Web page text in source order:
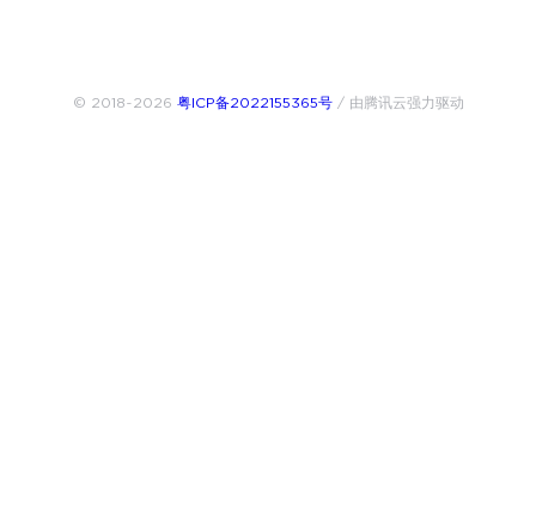
© 2018~2026 粤ICP备2022155365号/ 由腾讯云强力驱动